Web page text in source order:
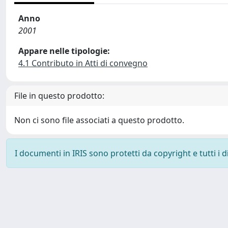
Anno
2001
Appare nelle tipologie:
4.1 Contributo in Atti di convegno
File in questo prodotto:
Non ci sono file associati a questo prodotto.
I documenti in IRIS sono protetti da copyright e tutti i